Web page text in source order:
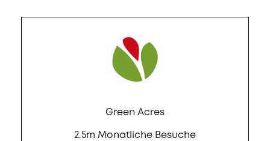
Green Acres
2.5m Monatliche Besuche